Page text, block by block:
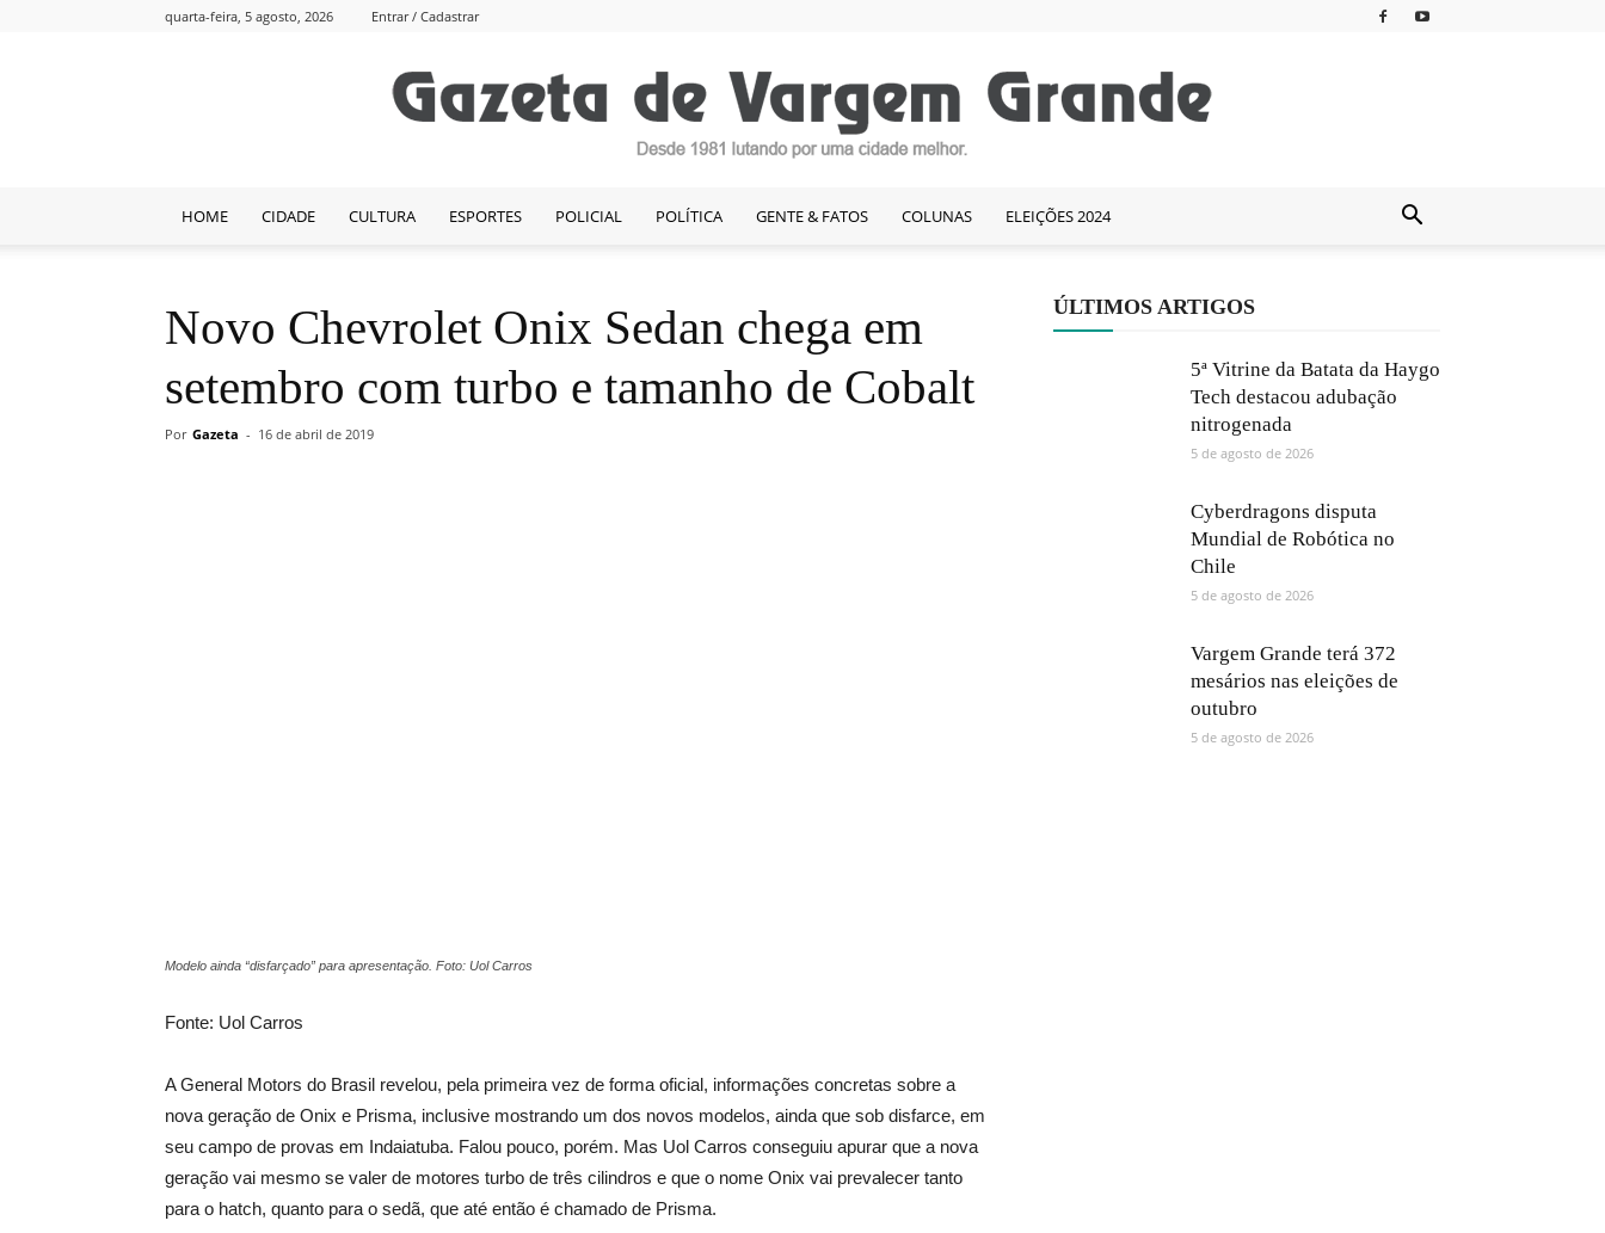
quarta-feira, 5 agosto, 2026 Entrar / Cadastrar
de
HOME CIDADE CULTURA ESPORTES POLICIAL POLÍTICA GENTE & FATOS COLUNAS ELEIÇÕES 2024
Novo Chevrolet Onix Sedan chega em
setembro com turbo e tamanho de Cobalt
Por Gazeta - 16 de abril de 2019
Modelo ainda “disfarçado” para apresentação. Foto: Uol Carros
Fonte: Uol Carros
A General Motors do Brasil revelou, pela primeira vez de forma oficial, informações concretas sobre a
nova geração de Onix e Prisma, inclusive mostrando um dos novos modelos, ainda que sob disfarce, em
seu campo de provas em Indaiatuba. Falou pouco, porém. Mas Uol Carros conseguiu apurar que a nova
geração vai mesmo se valer de motores turbo de três cilindros e que o nome Onix vai prevalecer tanto
para o hatch, quanto para o sedã, que até então é chamado de Prisma.
ÚLTIMOS ARTIGOS
5ª Vitrine da Batata da Haygo
Tech destacou adubação
nitrogenada
5 de agosto de 2026
Cyberdragons disputa
Mundial de Robótica no
Chile
5 de agosto de 2026
Vargem Grande terá 372
mesários nas eleições de
outubro
5 de agosto de 2026